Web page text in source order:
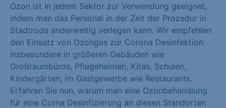
Ozon ist in jedem Sektor zur Verwendung geeignet,
indem man das Personal in der Zeit der Prozedur in
Stadtroda anderweitig verlegen kann. Wir empfehlen
den Einsatz von Ozongas zur Corona Desinfektion
insbesondere in größeren Gebäuden wie
Großraumbüros, Pflegeheimen, Kitas, Schulen,
Kindergärten, im Gastgewerbe wie Restaurants.
Erfahren Sie nun, warum man eine Ozonbehandlung
für eine Corna Desinfizierung an diesen Standorten